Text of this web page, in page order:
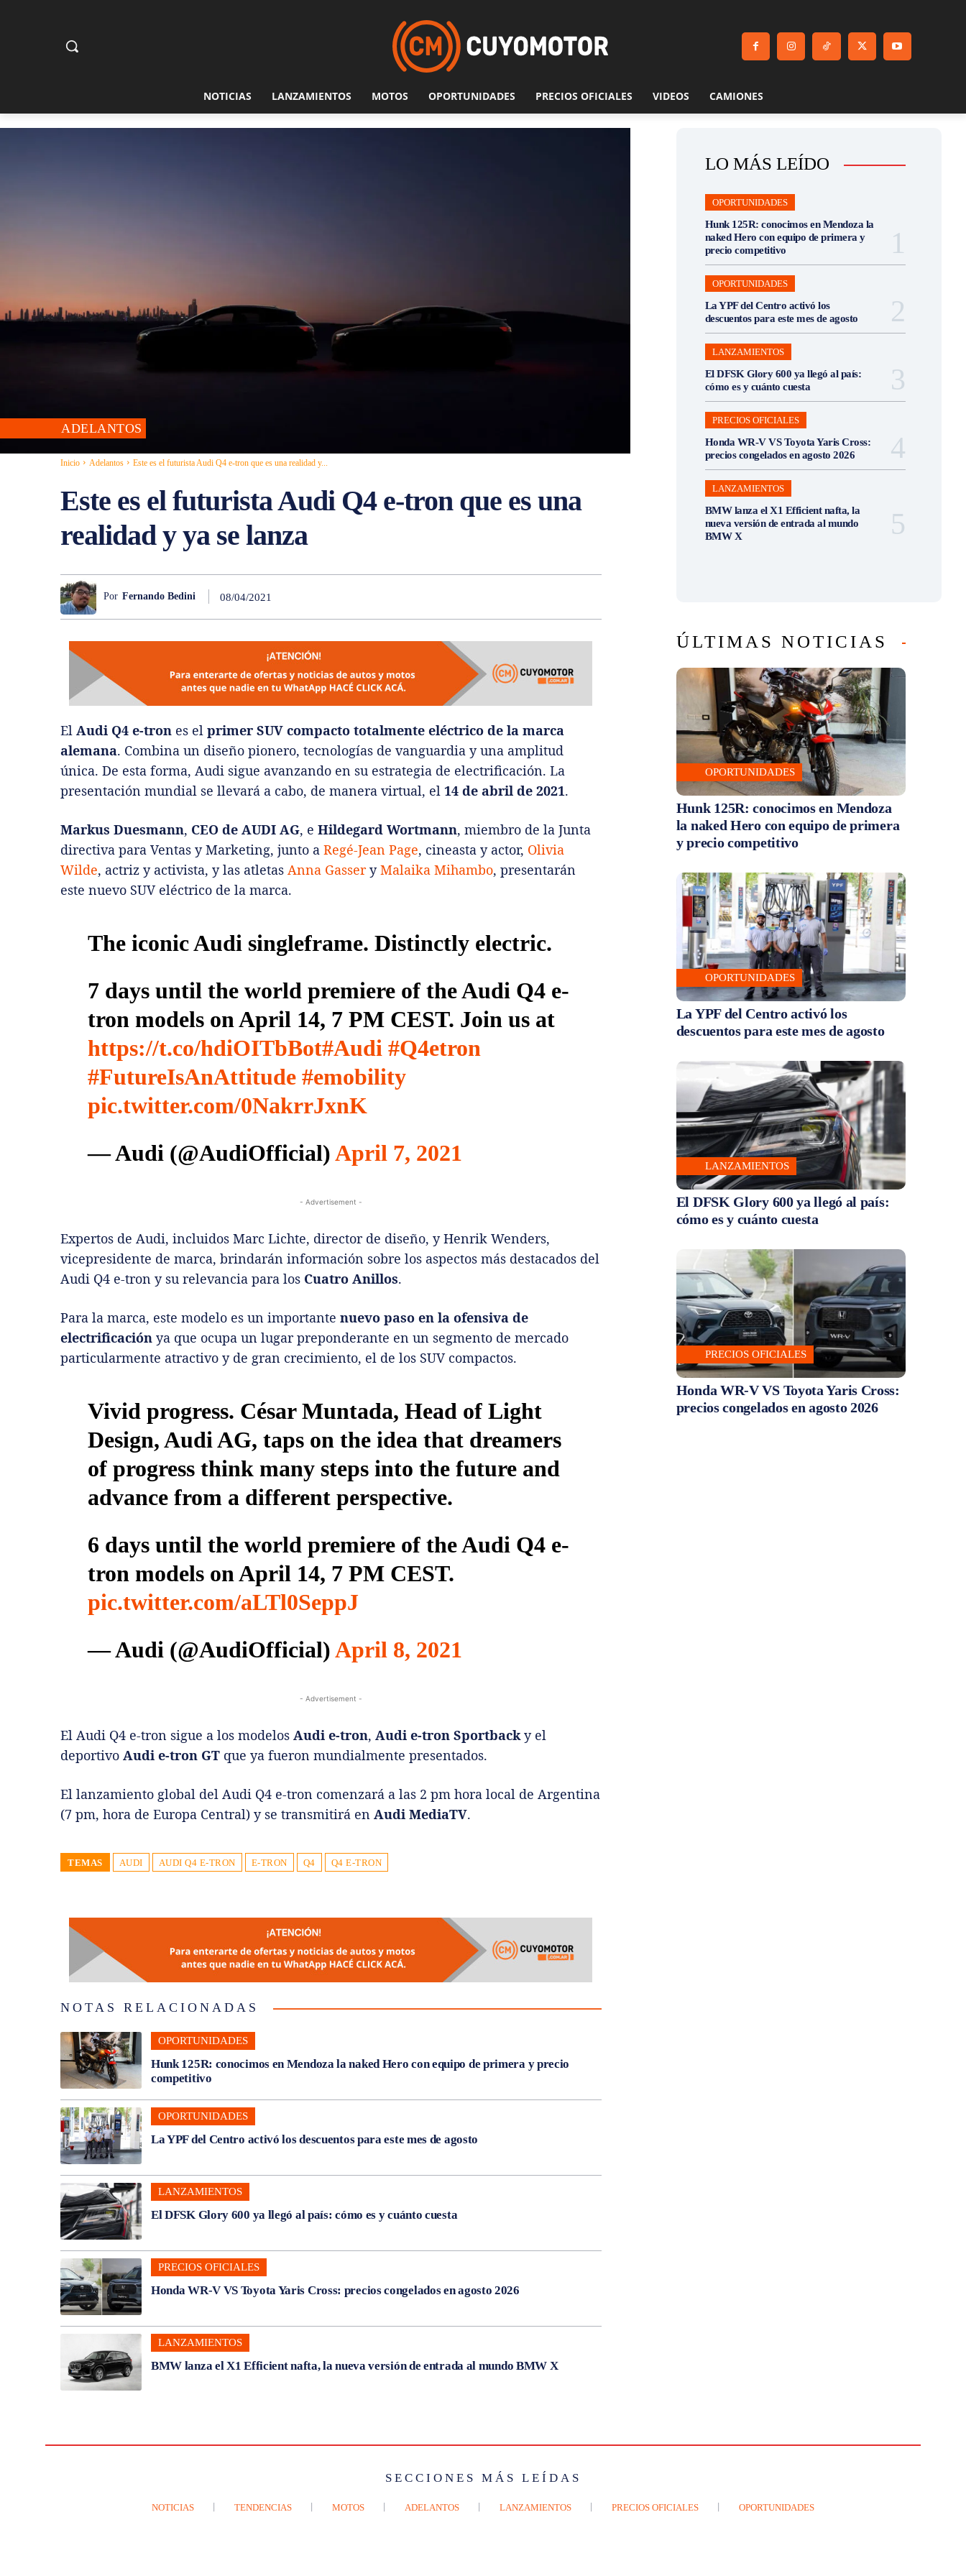
NOTICIAS LANZAMIENTOS MOTOS OPORTUNIDADES PRECIOS OFICIALES VIDEOS CAMIONES
ADELANTOS
Inicio Adelantos Este es el futurista Audi Q4 e-tron que es una realidad y...
Este es el futurista Audi Q4 e-tron que es una
realidad y ya se lanza
Por Fernando Bedini 08/04/2021
El Audi Q4 e-tron es el primer SUV compacto totalmente eléctrico de la marca
alemana. Combina un diseño pionero, tecnologías de vanguardia y una amplitud
única. De esta forma, Audi sigue avanzando en su estrategia de electrificación. La
presentación mundial se llevará a cabo, de manera virtual, el 14 de abril de 2021.
Markus Duesmann, CEO de AUDI AG, e Hildegard Wortmann, miembro de la Junta
directiva para Ventas y Marketing, junto a Regé-Jean Page, cineasta y actor, Olivia
Wilde, actriz y activista, y las atletas Anna GasseryMalaika Mihambo, presentarán
este nuevo SUV eléctrico de la marca.
The iconic Audi singleframe. Distinctly electric.
7 days until the world premiere of the Audi Q4 e-
tron models on April 14, 7 PM CEST. Join us at
https://t.co/hdiOITbBot#Audi #Q4etron
#FutureIsAnAttitude #emobility
pic.twitter.com/0NakrrJxnK
— Audi (@AudiOfficial)April 7, 2021
- Advertisement -
Expertos de Audi, incluidos Marc Lichte, director de diseño, y Henrik Wenders,
vicepresidente de marca, brindarán información sobre los aspectos más destacados del
Audi Q4 e-tron y su relevancia para los Cuatro Anillos.
Para la marca, este modelo es un importante nuevo paso en la ofensiva de
electrificación ya que ocupa un lugar preponderante en un segmento de mercado
particularmente atractivo y de gran crecimiento, el de los SUV compactos.
Vivid progress. César Muntada, Head of Light
Design, Audi AG, taps on the idea that dreamers
of progress think many steps into the future and
advance from a different perspective.
6 days until the world premiere of the Audi Q4 e-
tron models on April 14, 7 PM CEST.
pic.twitter.com/aLTl0SeppJ
— Audi (@AudiOfficial)April 8, 2021
- Advertisement -
El Audi Q4 e-tron sigue a los modelos Audi e-tron, Audi e-tron Sportback y el
deportivo Audi e-tron GT que ya fueron mundialmente presentados.
El lanzamiento global del Audi Q4 e-tron comenzará a las 2 pm hora local de Argentina
(7 pm, hora de Europa Central) y se transmitirá en Audi MediaTV.
TEMAS AUDI AUDI Q4 E-TRON E-TRON Q4 Q4 E-TRON
NOTAS RELACIONADAS
OPORTUNIDADES
Hunk 125R: conocimos en Mendoza la naked Hero con equipo de primera y precio
competitivo
OPORTUNIDADES
La YPF del Centro activó los descuentos para este mes de agosto
LANZAMIENTOS
El DFSK Glory 600 ya llegó al país: cómo es y cuánto cuesta
PRECIOS OFICIALES
Honda WR-V VS Toyota Yaris Cross: precios congelados en agosto 2026
LANZAMIENTOS
BMW lanza el X1 Efficient nafta, la nueva versión de entrada al mundo BMW X
LO MÁS LEÍDO
OPORTUNIDADES
Hunk 125R: conocimos en Mendoza la
naked Hero con equipo de primera y
precio competitivo
OPORTUNIDADES
La YPF del Centro activó los
descuentos para este mes de agosto
LANZAMIENTOS
El DFSK Glory 600 ya llegó al país:
cómo es y cuánto cuesta
PRECIOS OFICIALES
Honda WR-V VS Toyota Yaris Cross:
precios congelados en agosto 2026
LANZAMIENTOS
BMW lanza el X1 Efficient nafta, la
nueva versión de entrada al mundo
BMW X
ÚLTIMAS NOTICIAS
OPORTUNIDADES
Hunk 125R: conocimos en Mendoza
la naked Hero con equipo de primera
y precio competitivo
OPORTUNIDADES
La YPF del Centro activó los
descuentos para este mes de agosto
LANZAMIENTOS
El DFSK Glory 600 ya llegó al país:
cómo es y cuánto cuesta
PRECIOS OFICIALES
Honda WR-V VS Toyota Yaris Cross:
precios congelados en agosto 2026
SECCIONES MÁS LEÍDAS
NOTICIAS TENDENCIAS MOTOS ADELANTOS LANZAMIENTOS PRECIOS OFICIALES OPORTUNIDADES